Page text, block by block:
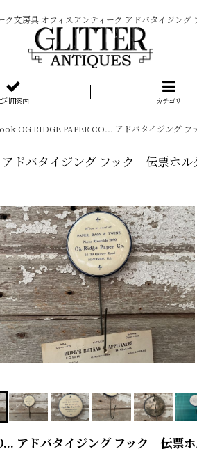
ク文房具 オフィスアンティーク アドバタイジング
利用案内 カテゴリ
OG RIDGE PAPER CO... アドバタイジング
ドバタイジング フック 伝票ホル
ドバタイジング フック 伝票ホ